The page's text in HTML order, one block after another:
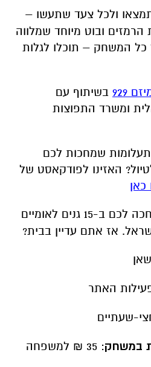
האזינו לפודקאסט של
כאן
שעתיים
במשחק
במכשיר סלולרי חכם שבו
עם בוט צמוד
העבר? זה הזמן להרפתקה